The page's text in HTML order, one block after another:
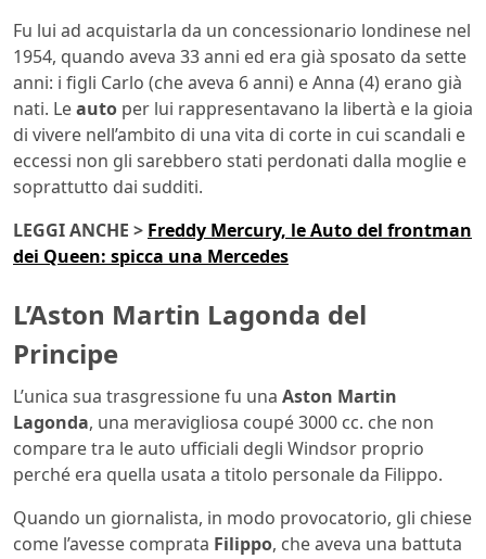
Fu lui ad acquistarla da un concessionario londinese nel
1954, quando aveva 33 anni ed era già sposato da sette
anni: i figli Carlo (che aveva 6 anni) e Anna (4) erano già
nati. Leauto per lui rappresentavano la libertà e la gioia
di vivere nell’ambito di una vita di corte in cui scandali e
eccessi non gli sarebbero stati perdonati dalla moglie e
soprattutto dai sudditi.
LEGGI ANCHE > Freddy Mercury, le Auto del frontman
dei Queen: spicca una Mercedes
L’Aston Martin Lagonda del
Principe
L’unica sua trasgressione fu una Aston Martin
Lagonda, una meravigliosa coupé 3000 cc. che non
compare tra le auto ufficiali degli Windsor proprio
perché era quella usata a titolo personale da Filippo.
Quando un giornalista, in modo provocatorio, gli chiese
come l’avesse comprata Filippo, che aveva una battuta